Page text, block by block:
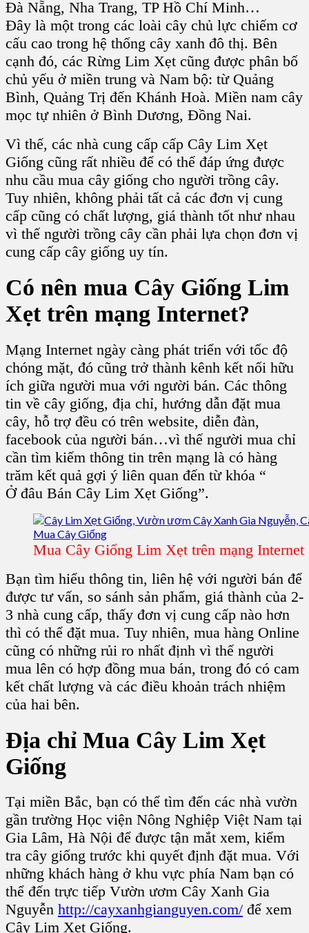
Đà Nẵng, Nha Trang, TP Hồ Chí Minh…
Đây là một trong các loài cây chủ lực chiếm cơ
cấu cao trong hệ thống cây xanh đô thị. Bên
cạnh đó, các Rừng Lim Xẹt cũng được phân bố
chủ yếu ở miền trung và Nam bộ: từ Quảng
Bình, Quảng Trị đến Khánh Hoà. Miền nam cây
mọc tự nhiên ở Bình Dương, Đồng Nai.
Vì thế, các nhà cung cấp cấp Cây Lim Xẹt
Giống cũng rất nhiều để có thể đáp ứng được
nhu cầu mua cây giống cho người trồng cây.
Tuy nhiên, không phải tất cả các đơn vị cung
cấp cũng có chất lượng, giá thành tốt như nhau
vì thế người trồng cây cần phải lựa chọn đơn vị
cung cấp cây giống uy tín.
Có nên mua Cây Giống Lim
Xẹt trên mạng Internet?
Mạng Internet ngày càng phát triển với tốc độ
chóng mặt, đó cũng trở thành kênh kết nối hữu
ích giữa người mua với người bán. Các thông
tin về cây giống, địa chỉ, hướng dẫn đặt mua
cây, hỗ trợ đều có trên website, diễn đàn,
facebook của người bán…vì thế người mua chỉ
cần tìm kiếm thông tin trên mạng là có hàng
trăm kết quả gợi ý liên quan đến từ khóa “
Ởđâu Bán Cây Lim Xẹt Giống”.
Mua Cây Giống Lim Xẹt trên mạng Internet
Bạn tìm hiểu thông tin, liên hệ với người bán để
được tư vấn, so sánh sản phẩm, giá thành của 2-
3 nhà cung cấp, thấy đơn vị cung cấp nào hơn
thì có thể đặt mua. Tuy nhiên, mua hàng Online
cũng có những rủi ro nhất định vì thế người
mua lên có hợp đồng mua bán, trong đó có cam
kết chất lượng và các điều khoản trách nhiệm
của hai bên.
Địa chỉ Mua Cây Lim Xẹt
Giống
Tại miền Bắc, bạn có thể tìm đến các nhà vườn
gần trường Học viện Nông Nghiệp Việt Nam tại
Gia Lâm, Hà Nội để được tận mắt xem, kiểm
tra cây giống trước khi quyết định đặt mua. Với
những khách hàng ở khu vực phía Nam bạn có
thể đến trực tiếp Vườn ươm Cây Xanh Gia
Nguyễn http://cayxanhgianguyen.com/ để xem
Cây Lim Xẹt Giống.